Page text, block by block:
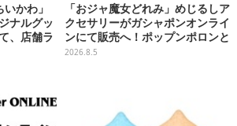
かわ」
ナルグッ
、店舗ラ
”まで盛
「おジャ魔女どれみ」めじるしア
クセサリーがガシャポンオンライ
ンにて販売へ！ポップンポロンと
魔法玉の2連チャームなど全9種
2026.8.5